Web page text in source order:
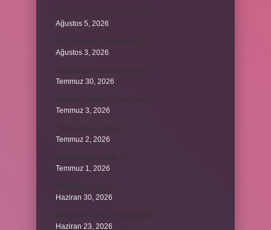
Ağustos 5, 2026
Ağustos 3, 2026
Temmuz 30, 2026
Temmuz 3, 2026
Temmuz 2, 2026
Temmuz 1, 2026
Haziran 30, 2026
Haziran 23, 2026